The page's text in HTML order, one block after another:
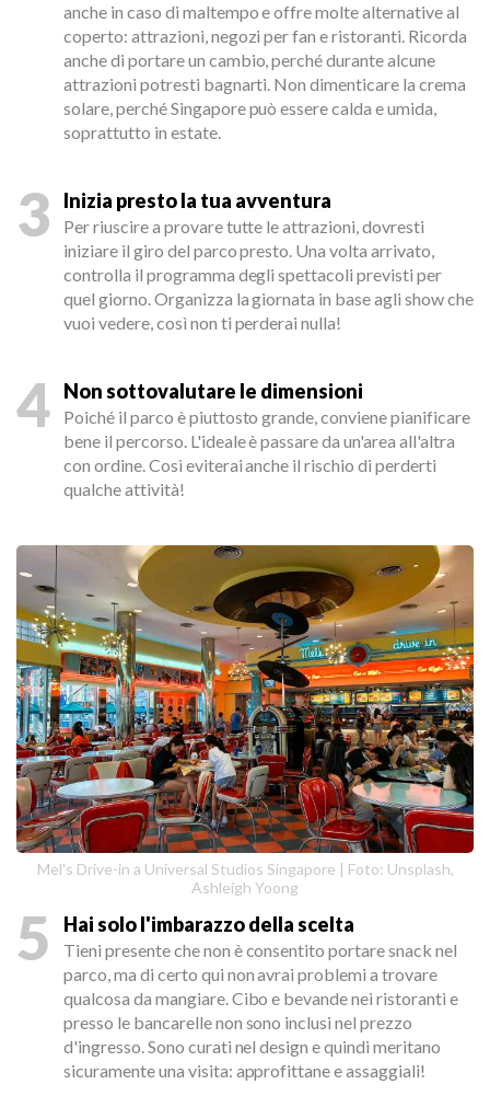
anche in caso di maltempo e offre molte alternative al
coperto: attrazioni, negozi per fan e ristoranti. Ricorda
anche di portare un cambio, perché durante alcune
attrazioni potresti bagnarti. Non dimenticare la crema
solare, perché Singapore può essere calda e umida,
soprattutto in estate.
3 Inizia presto la tua avventura
Per riuscire a provare tutte le attrazioni, dovresti
iniziare il giro del parco presto. Una volta arrivato,
controlla il programma degli spettacoli previsti per
quel giorno. Organizza la giornata in base agli show che
vuoi vedere, così non ti perderai nulla!
4 Non sottovalutare le dimensioni
Poiché il parco è piuttosto grande, conviene pianificare
bene il percorso. L'ideale è passare da un'area all'altra
con ordine. Così eviterai anche il rischio di perderti
qualche attività!
Mel's Drive-in a Universal Studios Singapore | Foto: Unsplash,
Ashleigh Yoong
5 Hai solo l'imbarazzo della scelta
Tieni presente che non è consentito portare snack nel
parco, ma di certo qui non avrai problemi a trovare
qualcosa da mangiare. Cibo e bevande nei ristoranti e
presso le bancarelle non sono inclusi nel prezzo
d'ingresso. Sono curati nel design e quindi meritano
sicuramente una visita: approfittane e assaggiali!